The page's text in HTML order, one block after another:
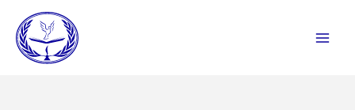
contenido